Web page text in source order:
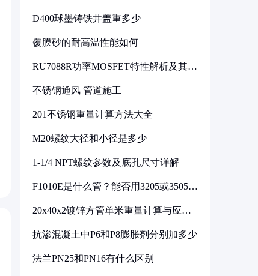
D400球墨铸铁井盖重多少
覆膜砂的耐高温性能如何
RU7088R功率MOSFET特性解析及其在
不锈钢通风 管道施工
201不锈钢重量计算方法大全
M20螺纹大径和小径是多少
1-1/4 NPT螺纹参数及底孔尺寸详解
F1010E是什么管？能否用3205或3505代
20x40x2镀锌方管单米重量计算与应用
抗渗混凝土中P6和P8膨胀剂分别加多少
法兰PN25和PN16有什么区别